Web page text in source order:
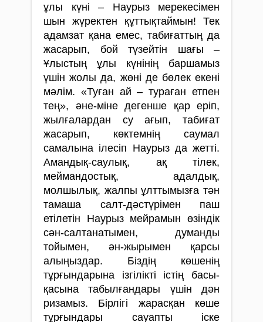
ұлы күні – Наурыз мерекесімен
шын жүректен құттықтаймын! Тек
адамзат қана емес, табиғаттың да
жасарып, бой түзейтін шағы –
Ұлыстың ұлы күнінің баршамыз
үшін жолы да, жөні де бөлек екені
мәлім. «Туған ай – тураған етпен
тең», әне-міне дегенше қар еріп,
жылғалардан су ағып, табиғат
жасарып, көктемнің саумал
самалына ілесіп Наурыз да жетті.
Амандық-саулық, ақ тілек,
меймандостық, адалдық,
молшылық, жалпы ұлттымызға тән
тамаша салт-дәстүрімен паш
етілетін Наурыз мейрамын өзіндік
сән-салтанатымен, думанды
тойымен, ән-жырымен қар­сы
алыңыздар. Біздің көшенің
тұрғындарына ізгілікті істің басы-
қасына табылғандары үшін дән
ризамыз. Бірлі­гі жарасқан көше
тұрғындары сауапты іске